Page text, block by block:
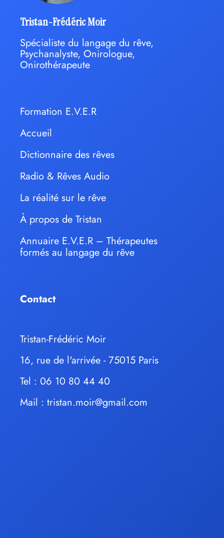
Tristan-Frédéric Moir
Spécialiste du langage du rêve,
Psychanalyste, Onirologue,
Onirothérapeute
Formation E.V.E.R
Accueil
Dictionnaire des rêves
Radio & Rêves Audio
La réalité sur le rêve
À propos de Tristan
Annuaire E.V.E.R – Thérapeutes
formés au langage du rêve
Contact
Tristan-Frédéric Moir
16, rue de l'arrivée - 75015 Paris
Tel : 06 10 80 44 40
Mail : tristan.moir@gmail.com